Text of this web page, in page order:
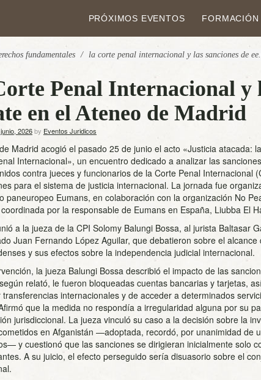
PRÓXIMOS EVENTOS FORMACIÓN
fundamentales / la corte penal internacional y las sanciones de
Penal Internacional y
en el Ateneo de Madrid
2026by Eventos Juridicos
Madrid acogió el pasado 25 de junio el acto «Justicia atacada:
Internacional», un encuentro dedicado a analizar las
contra jueces y funcionarios de la Corte Penal Internacional
para el sistema de justicia internacional. La jornada fue
paneuropeo Eumans, en colaboración con la organización No
por la responsable de Eumans en España, Liubba El
a la jueza de la CPI Solomy Balungi Bossa, al jurista Baltasar
Juan Fernando López Aguilar, que debatieron sobre el alcance
y sus efectos sobre la independencia judicial internacional.
la jueza Balungi Bossa describió el impacto de las
relató, le fueron bloqueadas cuentas bancarias y tarjetas,
internacionales y de acceder a determinados
que la medida no respondía a irregularidad alguna por su
jurisdiccional. La jueza vinculó su caso a la decisión sobre la
en Afganistán —adoptada, recordó, por unanimidad de
y cuestionó que las sanciones se dirigieran inicialmente solo
A su juicio, el efecto perseguido sería disuasorio sobre el